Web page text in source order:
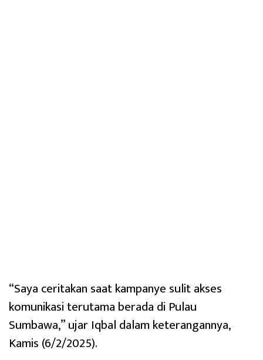
“Saya ceritakan saat kampanye sulit akses
komunikasi terutama berada di Pulau
Sumbawa,” ujar Iqbal dalam keterangannya,
Kamis (6/2/2025).